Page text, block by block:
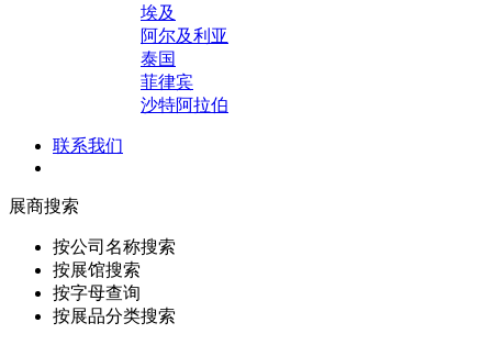
埃及
阿尔及利亚
泰国
菲律宾
沙特阿拉伯
联系我们
展商搜索
按公司名称搜索
按展馆搜索
按字母查询
按展品分类搜索